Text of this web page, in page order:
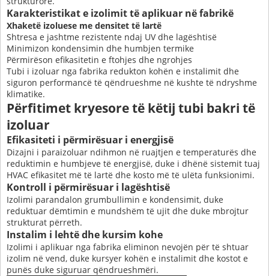
Karakteristikat e izolimit të aplikuar në fabrikë
Xhaketë izoluese me densitet të lartë
Shtresa e jashtme rezistente ndaj UV dhe lagështisë
Minimizon kondensimin dhe humbjen termike
Përmirëson efikasitetin e ftohjes dhe ngrohjes
Tubi i izoluar nga fabrika redukton kohën e instalimit dhe
siguron performancë të qëndrueshme në kushte të ndryshme
klimatike.
Përfitimet kryesore të këtij tubi bakri të
izoluar
Efikasiteti i përmirësuar i energjisë
Dizajni i paraizoluar ndihmon në ruajtjen e temperaturës dhe
reduktimin e humbjeve të energjisë, duke i dhënë sistemit tuaj
HVAC efikasitet më të lartë dhe kosto më të ulëta funksionimi.
Kontroll i përmirësuar i lagështisë
Izolimi parandalon grumbullimin e kondensimit, duke
reduktuar dëmtimin e mundshëm të ujit dhe duke mbrojtur
strukturat përreth.
Instalim i lehtë dhe kursim kohe
Izolimi i aplikuar nga fabrika eliminon nevojën për të shtuar
izolim në vend, duke kursyer kohën e instalimit dhe kostot e
punës duke siguruar qëndrueshmëri.